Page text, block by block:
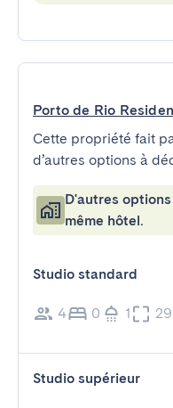
Porto de Rio
Cette propriété fait
d’autres options à
D'autres
même hôtel.
Studio standard
4 0 1
Studio supérieur